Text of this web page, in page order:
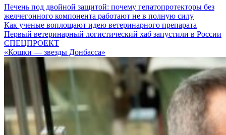
Печень под двойной защитой: почему гепатопротекторы без
желчегонного компонента работают не в полную силу
Как ученые воплощают идею ветеринарного препарата
Первый ветеринарный логистический хаб запустили в России
СПЕЦПРОЕКТ
«Кошки — звезды Донбасса»